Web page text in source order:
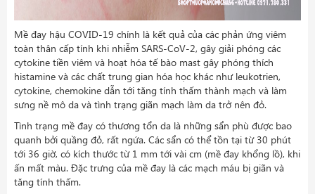
Mề đay hậu COVID-19 chính là kết quả của các phản ứng viêm
toàn thân cấp tính khi nhiễm SARS-CoV-2, gây giải phóng các
cytokine tiền viêm và hoạt hóa tế bào mast gây phóng thích
histamine và các chất trung gian hóa học khác như leukotrien,
cytokine, chemokine dẫn tới tăng tính thấm thành mạch và làm
sưng nề mô da và tình trạng giãn mạch làm da trở nên đỏ.
Tình trạng mề đay có thương tổn da là những sẩn phù được bao
quanh bởi quầng đỏ, rất ngứa. Các sẩn có thể tồn tại từ 30 phút
tới 36 giờ, có kích thước từ 1 mm tới vài cm (mề đay khổng lồ), khi
ấn mất màu. Đặc trưng của mề đay là các mạch máu bị giãn và
tăng tính thấm.